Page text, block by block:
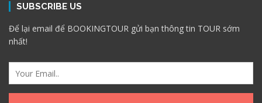
SUBSCRIBE US
Để lại email để BOOKINGTOUR gửi bạn thông tin TOUR sớm
nhất!